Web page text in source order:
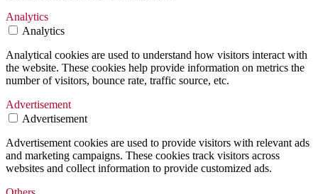
Analytics
Analytics
Analytical cookies are used to understand how visitors interact with
the website. These cookies help provide information on metrics the
number of visitors, bounce rate, traffic source, etc.
Advertisement
Advertisement
Advertisement cookies are used to provide visitors with relevant ads
and marketing campaigns. These cookies track visitors across
websites and collect information to provide customized ads.